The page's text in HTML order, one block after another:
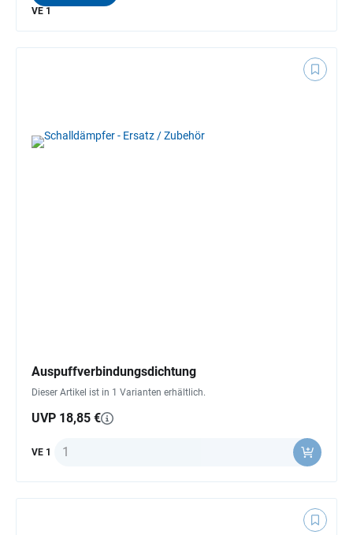
VE 1
Auspuffverbindungsdichtung
Dieser Artikel ist in 1 Varianten erhältlich.
UVP 18,85 €
VE 1 Anzahl